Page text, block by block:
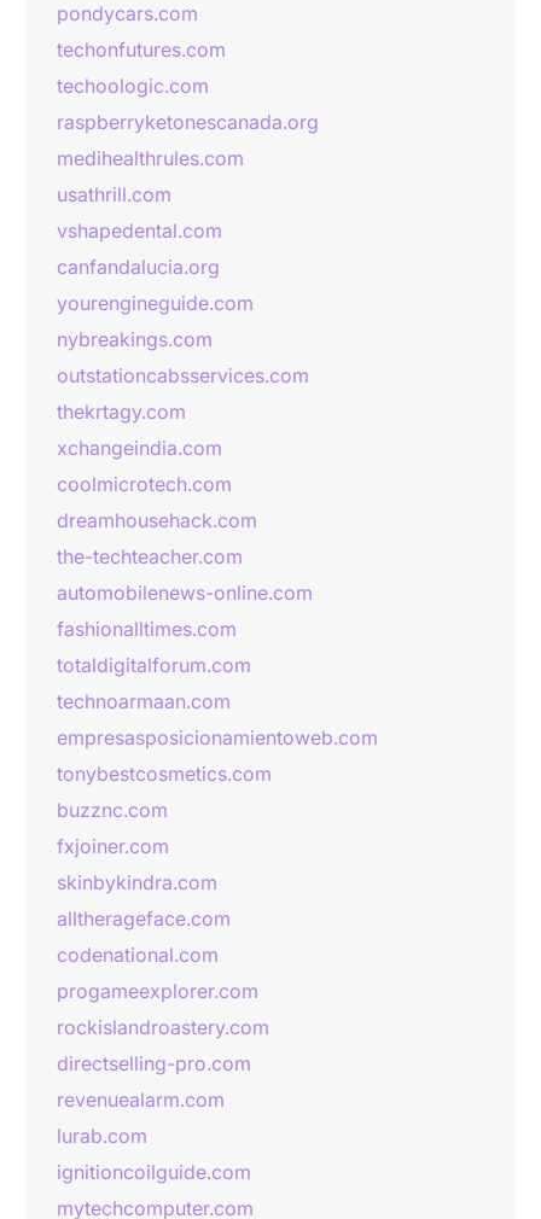
pondycars.com
techonfutures.com
techoologic.com
raspberryketonescanada.org
medihealthrules.com
usathrill.com
vshapedental.com
canfandalucia.org
yourengineguide.com
nybreakings.com
outstationcabsservices.com
thekrtagy.com
xchangeindia.com
coolmicrotech.com
dreamhousehack.com
the-techteacher.com
automobilenews-online.com
fashionalltimes.com
totaldigitalforum.com
technoarmaan.com
empresasposicionamientoweb.com
tonybestcosmetics.com
buzznc.com
fxjoiner.com
skinbykindra.com
alltherageface.com
codenational.com
progameexplorer.com
rockislandroastery.com
directselling-pro.com
revenuealarm.com
lurab.com
ignitioncoilguide.com
mytechcomputer.com